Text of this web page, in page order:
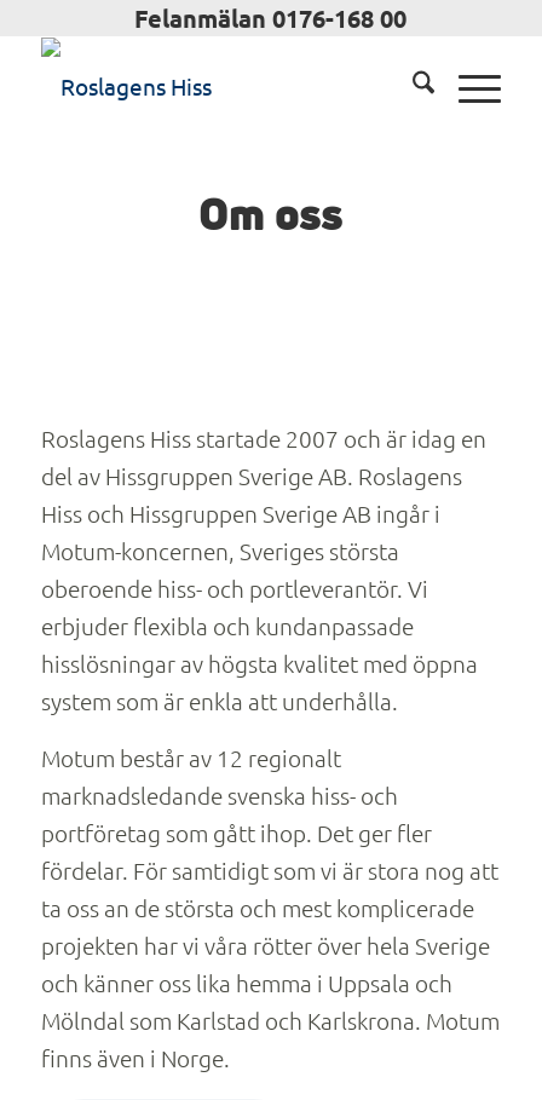
Felanmälan 0176-168 00
Om oss
Roslagens Hiss startade 2007 och är idag en
del av Hissgruppen Sverige AB. Roslagens
Hiss och Hissgruppen Sverige AB ingår i
Motum-koncernen, Sveriges största
oberoende hiss- och portleverantör. Vi
erbjuder flexibla och kundanpassade
hisslösningar av högsta kvalitet med öppna
system som är enkla att underhålla.
Motum består av 12 regionalt
marknadsledande svenska hiss- och
portföretag som gått ihop. Det ger fler
fördelar. För samtidigt som vi är stora nog att
ta oss an de största och mest komplicerade
projekten har vi våra rötter över hela Sverige
och känner oss lika hemma i Uppsala och
Mölndal som Karlstad och Karlskrona. Motum
finns även i Norge.